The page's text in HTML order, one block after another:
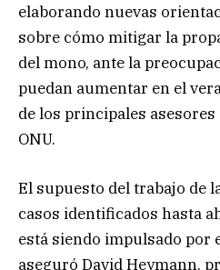
elaborando nuevas
sobre cómo mitigar la
del mono, ante la
puedan aumentar en el
de los principales asesores
ONU.
El supuesto del trabajo de
casos identificados hasta
está siendo impulsado por
aseguró David Heymann,